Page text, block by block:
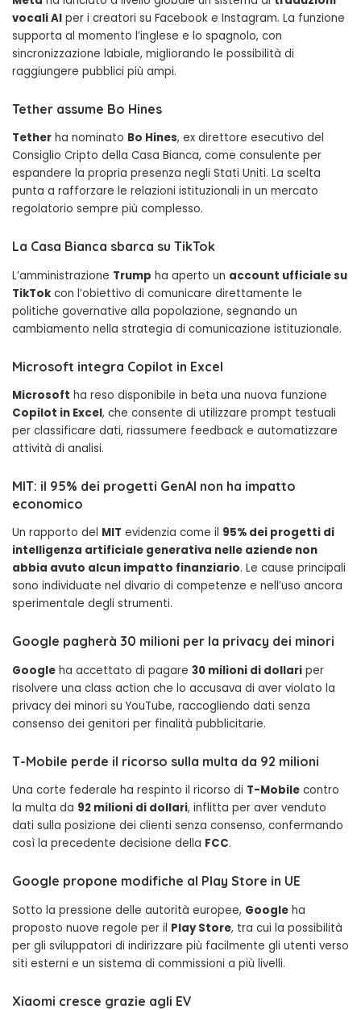
vocali AI per i creatori su Facebook e Instagram. La funzione
supporta al momento l’inglese e lo spagnolo, con
sincronizzazione labiale, migliorando le possibilità di
raggiungere pubblici più ampi.
Tether assume Bo Hines
Tether ha nominato Bo Hines, ex direttore esecutivo del
Consiglio Cripto della Casa Bianca, come consulente per
espandere la propria presenza negli Stati Uniti. La scelta
punta a rafforzare le relazioni istituzionali in un mercato
regolatorio sempre più complesso.
La Casa Bianca sbarca su TikTok
L’amministrazione Trump ha aperto un account ufficiale su
TikTok con l’obiettivo di comunicare direttamente le
politiche governative alla popolazione, segnando un
cambiamento nella strategia di comunicazione istituzionale.
Microsoft integra Copilot in Excel
Microsoft ha reso disponibile in beta una nuova funzione
Copilot in Excel, che consente di utilizzare prompt testuali
per classificare dati, riassumere feedback e automatizzare
attività di analisi.
MIT: il 95% dei progetti GenAI non ha impatto
economico
Un rapporto del MIT evidenzia come il 95% dei progetti di
intelligenza artificiale generativa nelle aziende non
abbia avuto alcun impatto finanziario. Le cause principali
sono individuate nel divario di competenze e nell’uso ancora
sperimentale degli strumenti.
Google pagherà 30 milioni per la privacy dei minori
Google ha accettato di pagare 30 milioni di dollari per
risolvere una class action che lo accusava di aver violato la
privacy dei minori su YouTube, raccogliendo dati senza
consenso dei genitori per finalità pubblicitarie.
T-Mobile perde il ricorso sulla multa da 92 milioni
Una corte federale ha respinto il ricorso di T-Mobile contro
la multa da 92 milioni di dollari, inflitta per aver venduto
dati sulla posizione dei clienti senza consenso, confermando
così la precedente decisione della FCC.
Google propone modifiche al Play Store in UE
Sotto la pressione delle autorità europee, Google ha
proposto nuove regole per il Play Store, tra cui la possibilità
per gli sviluppatori di indirizzare più facilmente gli utenti verso
siti esterni e un sistema di commissioni a più livelli.
Xiaomi cresce grazie agli EV